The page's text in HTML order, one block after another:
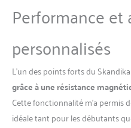
Performance
personnalisés
L’un des points forts du
grâce à une résistance
Cette fonctionnalité m’a permis
idéale tant pour les débutants